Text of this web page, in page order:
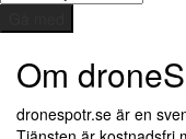
Om
dronespotr.se är en